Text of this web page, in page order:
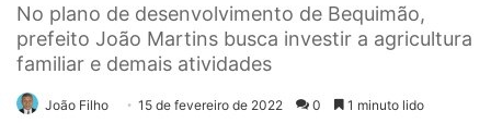
No plano de desenvolvimento de Bequimão,
prefeito João Martins busca investir a agricultura
familiar e demais atividades
João Filho 15 de fevereiro de 2022 0 1 minuto lido